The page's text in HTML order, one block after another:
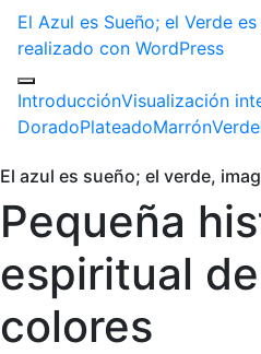
El Azul es Sueño; el Verde
realizado con WordPress
IntroducciónVisualización
DoradoPlateadoMarrónVerde
El azul es sueño; el verde,
Pequeña
espiritual
colores